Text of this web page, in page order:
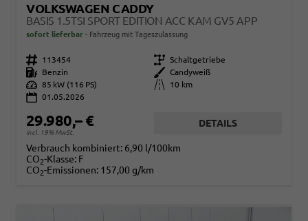
VOLKSWAGEN CADDY
BASIS 1.5TSI SPORT EDITION ACC KAM GV5 APP
sofort lieferbar Fahrzeug mit Tageszulassung
Fahrzeugnr. 113454 Getriebe Schaltgetriebe
Kraftstoff
Benzin Außenfarbe
Candyweiß
Leistung 85 kW (116 PS) Kilometerstand
10 km
01.05.2026
29.980,– €
incl. 19% MwSt.
DETAILS
Verbrauch kombiniert: 6,90 l/100km
CO2-Klasse: F
CO2-Emissionen: 157,00 g/km